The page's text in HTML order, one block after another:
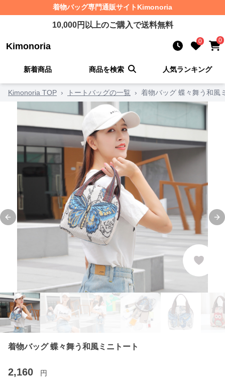
着物バッグ専門通販サイト Kimonoria
10,000円以上のご購入で送料無料
Kimonoria 0 0
新着商品 商品を検索 人気ランキング
Kimonoria TOP › トートバッグの一覧 › 着物バッグ 蝶々舞う和風
Previous slide
着物バッグ 蝶々舞う和風ミニトート
2,160 円